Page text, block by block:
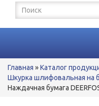
Форма
поиска
Поиск
Вы
здесь
Главная »Каталог
Шкурка шлифовальная на
Наждачная бумага